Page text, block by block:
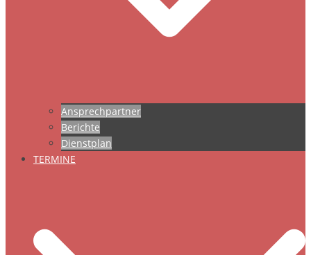
Ansprechpartner
Berichte
Dienstplan
TERMINE